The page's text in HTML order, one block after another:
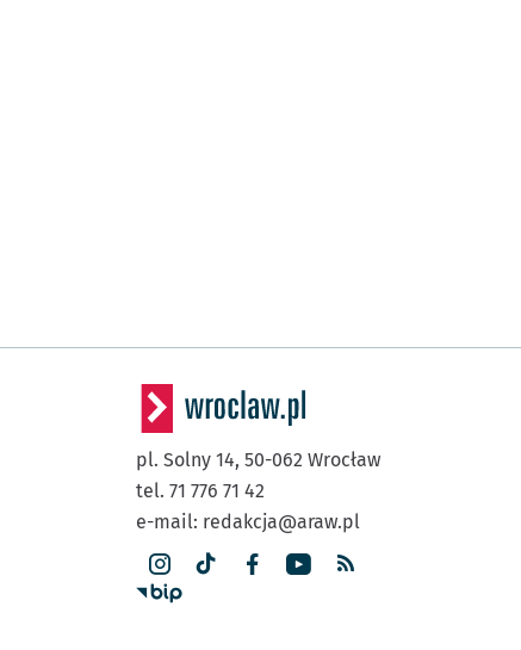
pl. Solny 14, 50-062 Wrocław
tel. 71 776 71 42
e-mail: redakcja@araw.pl